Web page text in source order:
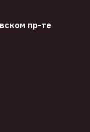
пр-те